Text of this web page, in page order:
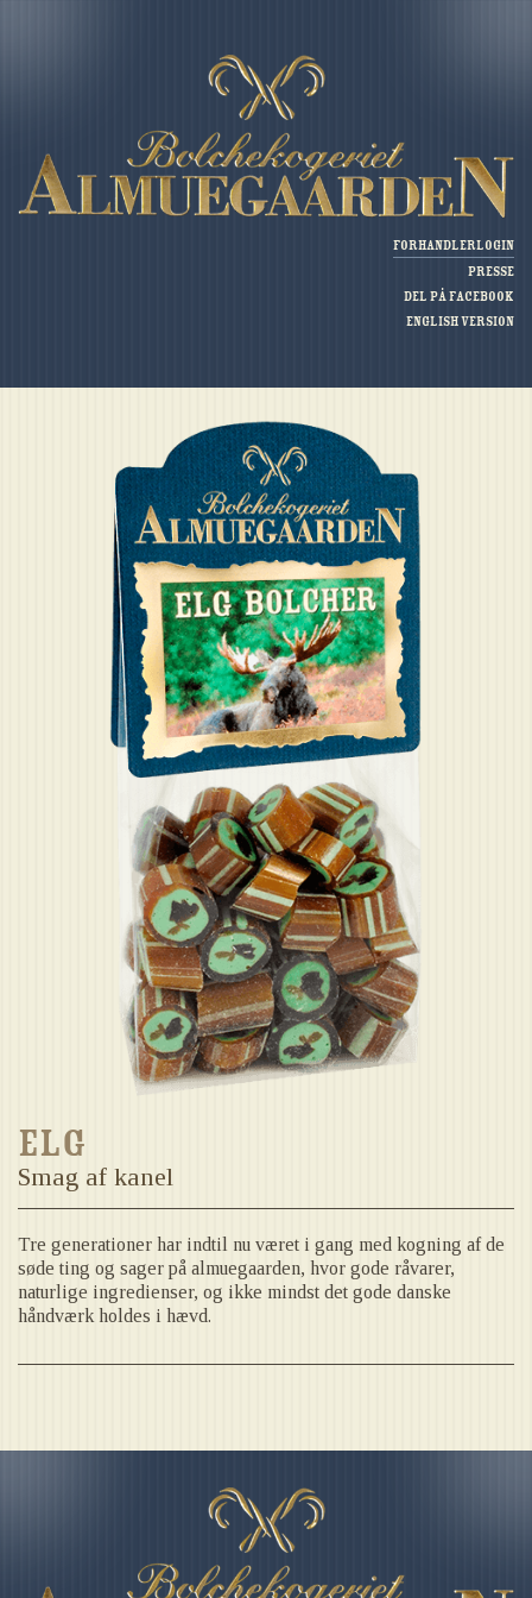
Forhandlerlogin
Presse
Del på Facebook
English version
Elg
Smag af kanel
Tre generationer har indtil nu været i gang med kogning af de
søde ting og sager på almuegaarden, hvor gode råvarer,
naturlige ingredienser, og ikke mindst det gode danske
håndværk holdes i hævd.